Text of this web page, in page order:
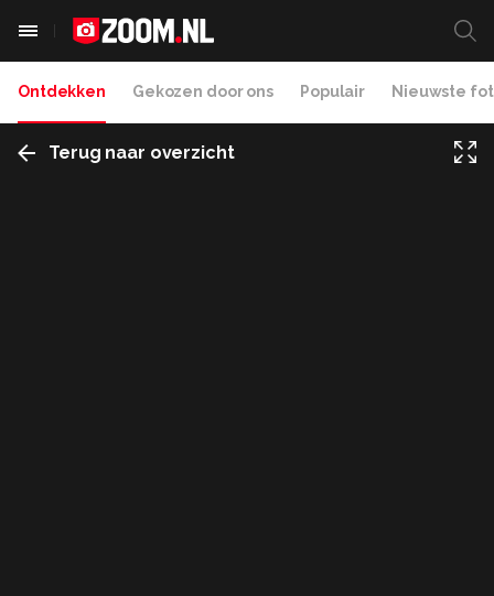
Ontdekken Gekozen door ons Populair Nieuwste
Terug naar overzicht